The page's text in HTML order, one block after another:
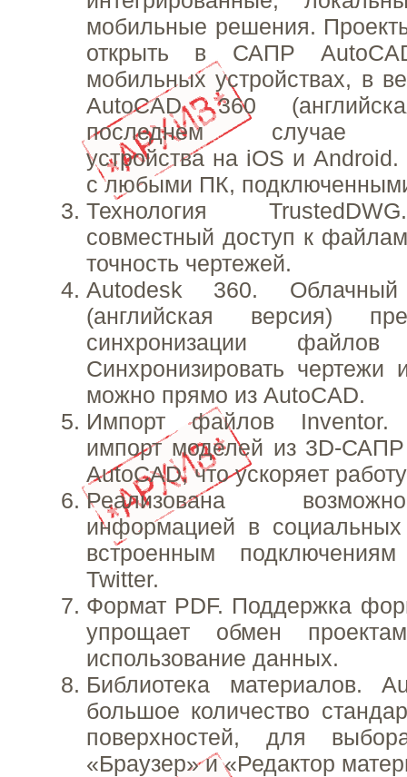
мобильные решения.
открыть в САПР
мобильных устройствах, в
AutoCAD 360
последнем случае
устройства на iOS и
с любыми ПК,
Технология
совместный доступ к
точность чертежей.
Autodesk 360.
(английская версия)
синхронизации
Синхронизировать чертежи
можно прямо из AutoCAD.
Импорт файлов Inventor.
импорт моделей из 3D-
AutoCAD, что ускоряет
Реализована
информацией в социальных
встроенным
Twitter.
Формат PDF. Поддержка
упрощает обмен
использование данных.
Библиотека материалов.
большое количество
поверхностей, для
«Браузер» и «Редактор